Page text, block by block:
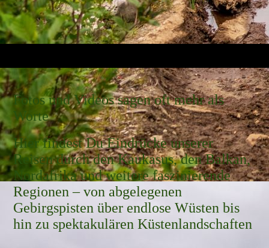
Fotos und Videos sagen oft mehr als
Worte
Hier findest Du Eindrücke unserer
Reisen durch den Kaukasus, den Balkan,
Nordafrika und weitere faszinierende
Regionen – von abgelegenen
Gebirgspisten über endlose Wüsten bis
hin zu spektakulären Küstenlandschaften